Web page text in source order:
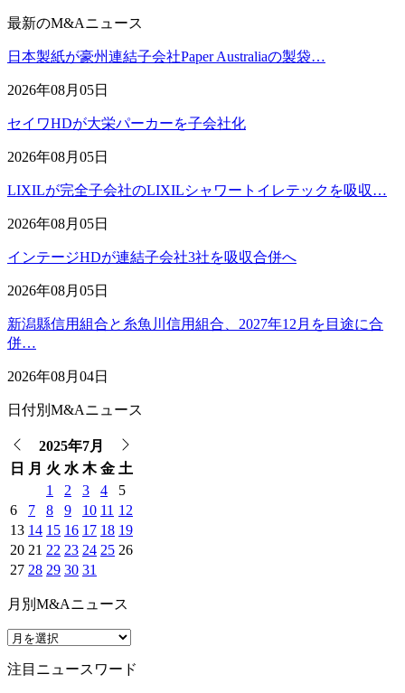
最新のM&Aニュース
日本製紙が豪州連結子会社Paper Australiaの製袋…
2026年08月05日
セイワHDが大栄パーカーを子会社化
2026年08月05日
LIXILが完全子会社のLIXILシャワートイレテックを吸収…
2026年08月05日
インテージHDが連結子会社3社を吸収合併へ
2026年08月05日
新潟縣信用組合と糸魚川信用組合、2027年12月を目途に合
併…
2026年08月04日
日付別M&Aニュース
2025年7月
日
月 火 水 木 金 土
1
2 3 4
5
6
7 8 9 10 11 12
13 14 15 16 17 18 19
20 21 22 23 24 25 26
27 28 29 30 31
月別M&Aニュース
注目ニュースワード